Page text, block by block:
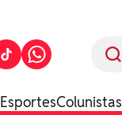
EsportesColunistas